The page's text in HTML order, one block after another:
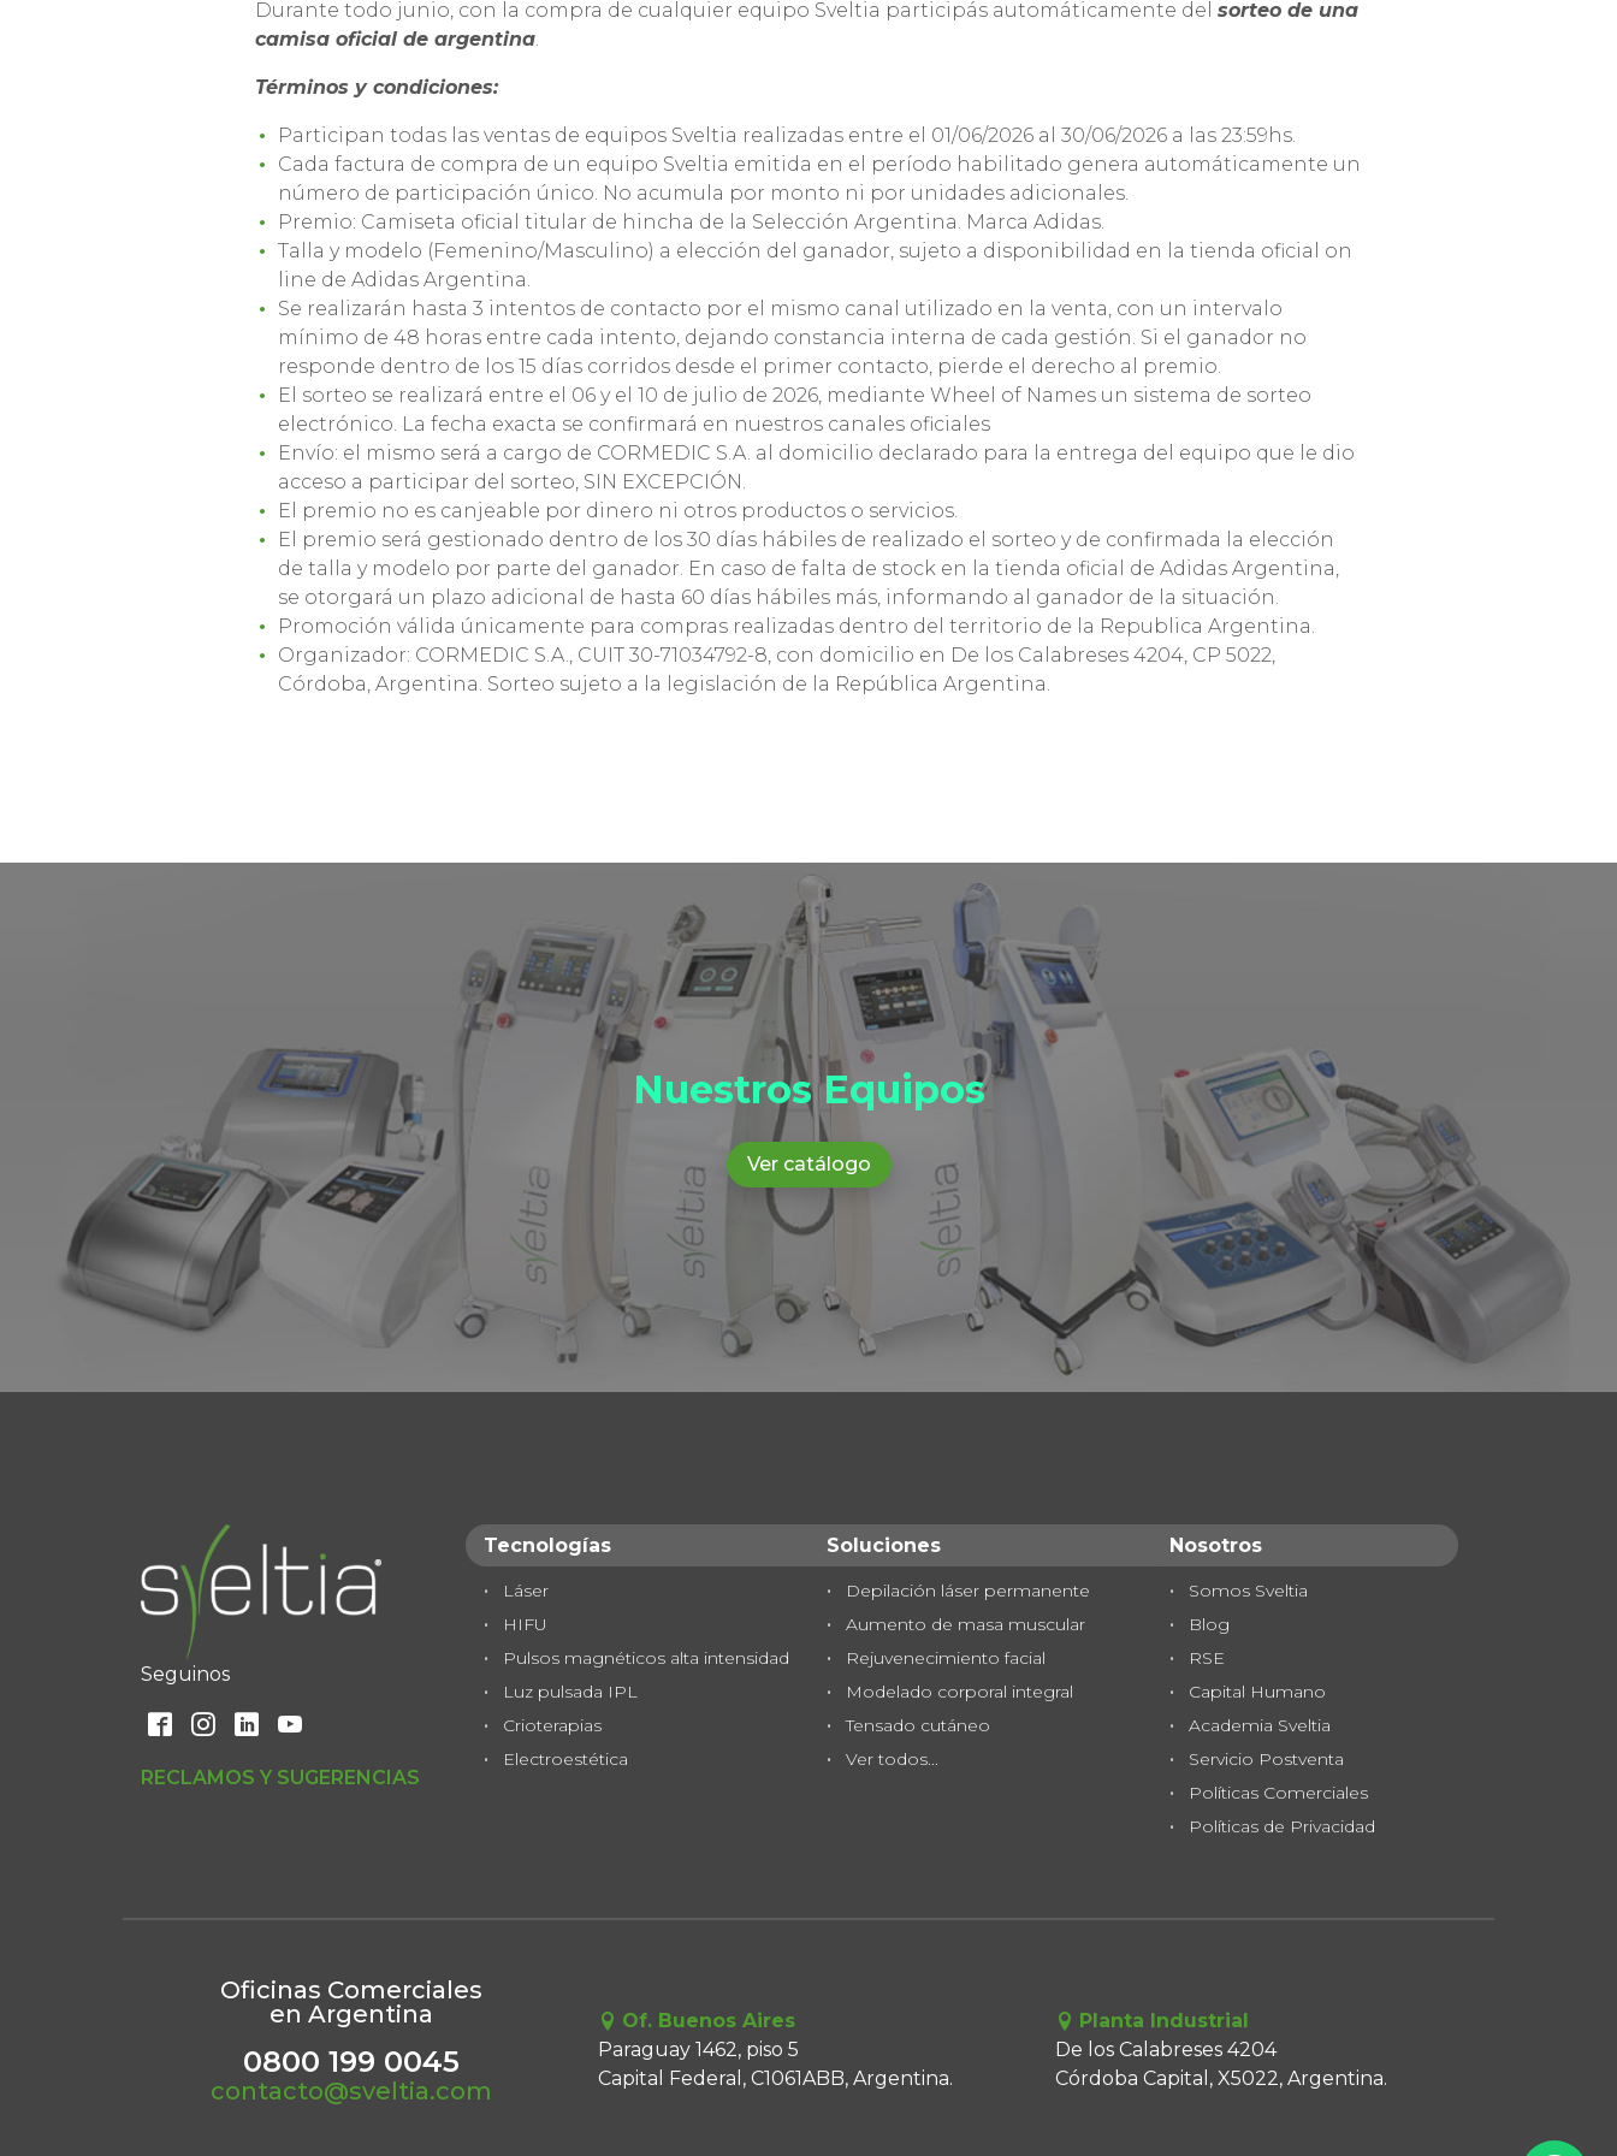
Durante todo junio, con la compra de cualquier equipo Sveltia participás automáticamente del sorteo de una
camisa oficial de argentina.
Términos y condiciones:
Participan todas las ventas de equipos Sveltia realizadas entre el 01/06/2026 al 30/06/2026 a las 23:59hs.
Cada factura de compra de un equipo Sveltia emitida en el período habilitado genera automáticamente un
número de participación único. No acumula por monto ni por unidades adicionales.
Premio: Camiseta oficial titular de hincha de la Selección Argentina. Marca Adidas.
Talla y modelo (Femenino/Masculino) a elección del ganador, sujeto a disponibilidad en la tienda oficial on
line de Adidas Argentina.
Se realizarán hasta 3 intentos de contacto por el mismo canal utilizado en la venta, con un intervalo
mínimo de 48 horas entre cada intento, dejando constancia interna de cada gestión. Si el ganador no
responde dentro de los 15 días corridos desde el primer contacto, pierde el derecho al premio.
El sorteo se realizará entre el 06 y el 10 de julio de 2026, mediante Wheel of Names un sistema de sorteo
electrónico. La fecha exacta se confirmará en nuestros canales oficiales
Envío: el mismo será a cargo de CORMEDIC S.A. al domicilio declarado para la entrega del equipo que le dio
acceso a participar del sorteo, SIN EXCEPCIÓN.
El premio no es canjeable por dinero ni otros productos o servicios.
El premio será gestionado dentro de los 30 días hábiles de realizado el sorteo y de confirmada la elección
de talla y modelo por parte del ganador. En caso de falta de stock en la tienda oficial de Adidas Argentina,
se otorgará un plazo adicional de hasta 60 días hábiles más, informando al ganador de la situación.
Promoción válida únicamente para compras realizadas dentro del territorio de la Republica Argentina.
Organizador: CORMEDIC S.A., CUIT 30-71034792-8, con domicilio en De los Calabreses 4204, CP 5022,
Córdoba, Argentina. Sorteo sujeto a la legislación de la República Argentina.
Nuestros Equipos
Ver catálogo
Seguinos
RECLAMOS Y SUGERENCIAS
Tecnologías
Láser
HIFU
Pulsos magnéticos alta intensidad
Luz pulsada IPL
Crioterapias
Electroestética
Soluciones
Depilación láser permanente
Aumento de masa muscular
Rejuvenecimiento facial
Modelado corporal integral
Tensado cutáneo
Ver todos...
Nosotros
Somos Sveltia
Blog
RSE
Capital Humano
Academia Sveltia
Servicio Postventa
Políticas Comerciales
Políticas de Privacidad
Oficinas Comerciales
en Argentina
0800 199 0045
contacto@sveltia.com
Of. Buenos Aires
Paraguay 1462, piso 5
Capital Federal, C1061ABB, Argentina.
Planta Industrial
De los Calabreses 4204
Córdoba Capital, X5022, Argentina.